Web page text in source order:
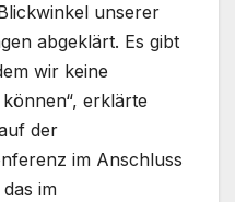
unserer
abgeklärt. Es gibt
wir keine
erklärte
der
im Anschluss
im